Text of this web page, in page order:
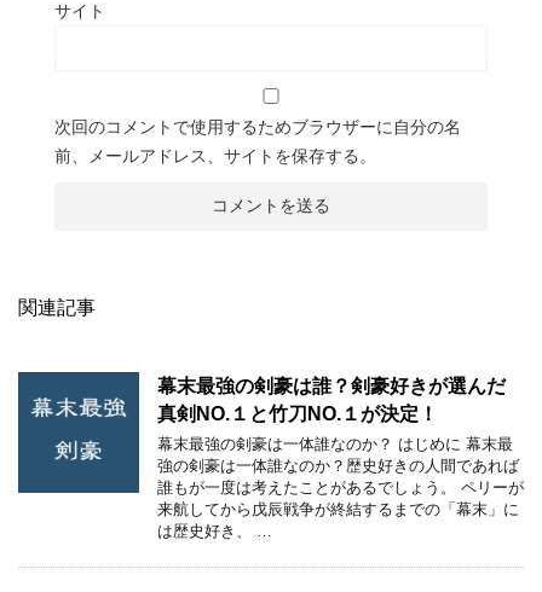
サイト
次回のコメントで使用するためブラウザーに自分の名
前、メールアドレス、サイトを保存する。
関連記事
幕末最強の剣豪は誰？剣豪好きが選んだ
真剣NO.１と竹刀NO.１が決定！
幕末最強の剣豪は一体誰なのか？ はじめに 幕末最
強の剣豪は一体誰なのか？歴史好きの人間であれば
誰もが一度は考えたことがあるでしょう。 ペリーが
来航してから戊辰戦争が終結するまでの「幕末」に
は歴史好き、 …